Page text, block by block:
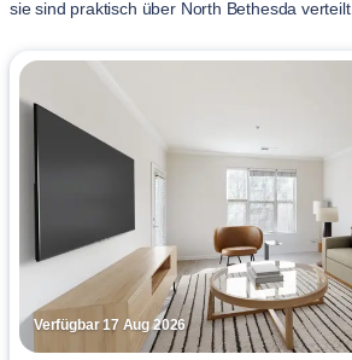
sie sind praktisch über North Bethesda verteilt.
Verfügbar 17 Aug 2026